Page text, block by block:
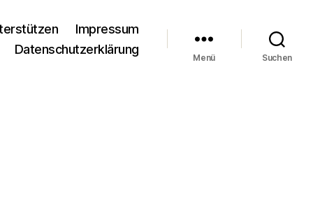
Impressum
Datenschutzerklärung
Menü Suchen